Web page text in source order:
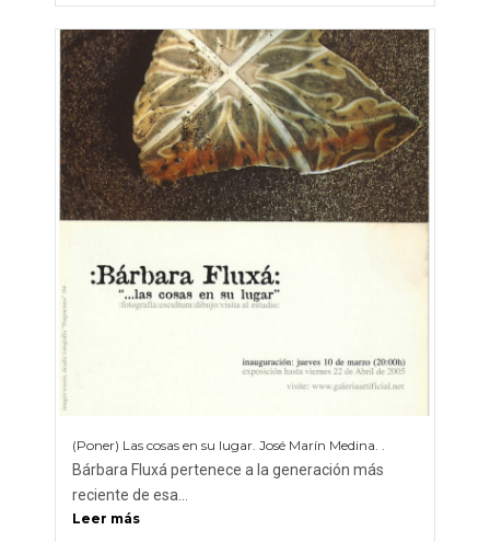
(Poner) Las cosas en su lugar. José Marín Medina. .
Bárbara Fluxá pertenece a la generación más
reciente de esa...
Leer más